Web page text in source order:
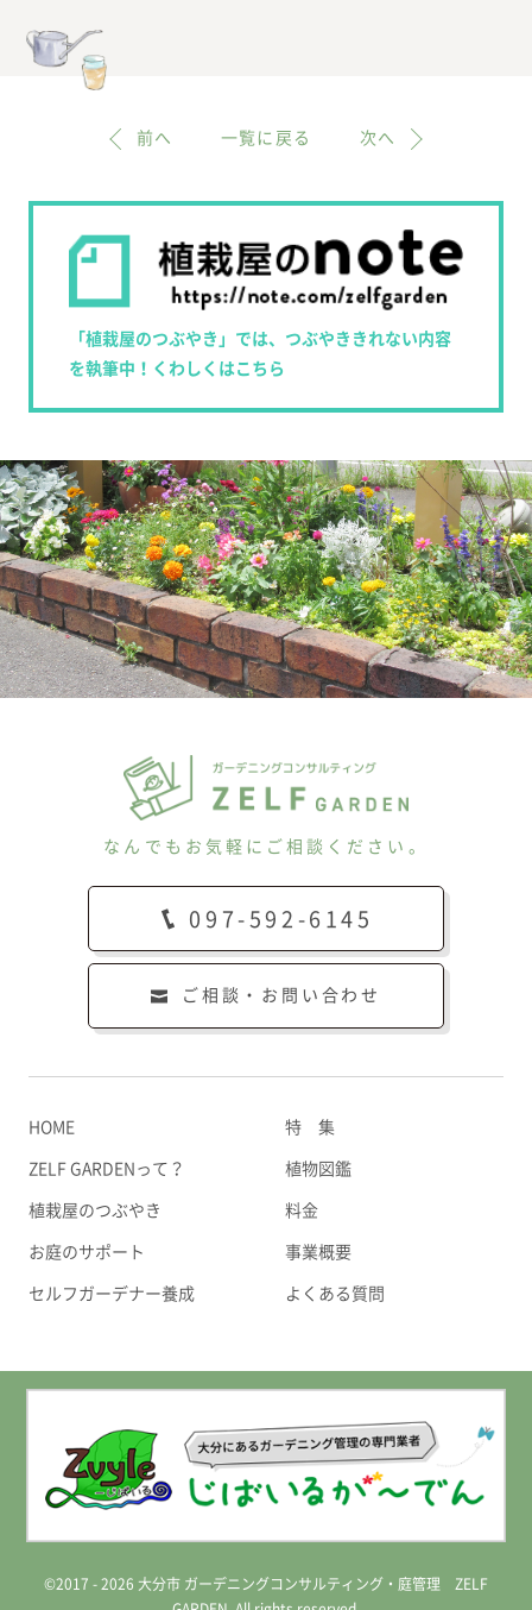
前へ 一覧に戻る 次へ
「植栽屋のつぶやき」では、つぶやききれない内容
を執筆中！くわしくはこちら
なんでもお気軽にご相談ください。
097-592-6145
ご相談・お問い合わせ
HOME
ZELF GARDENって？
植栽屋のつぶやき
お庭のサポート
セルフガーデナー養成
特 集
植物図鑑
料金
事業概要
よくある質問
©2017 - 2026 大分市 ガーデニングコンサルティング・庭管理 ZELF